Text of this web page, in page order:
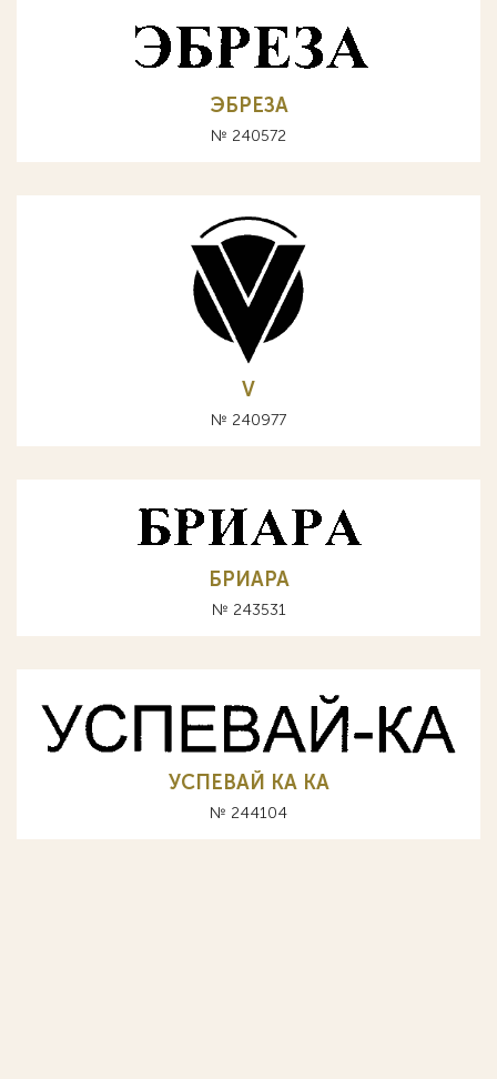
ЭБРЕЗА
№ 240572
V
№ 240977
БРИАРА
№ 243531
УСПЕВАЙ КА KA
№ 244104